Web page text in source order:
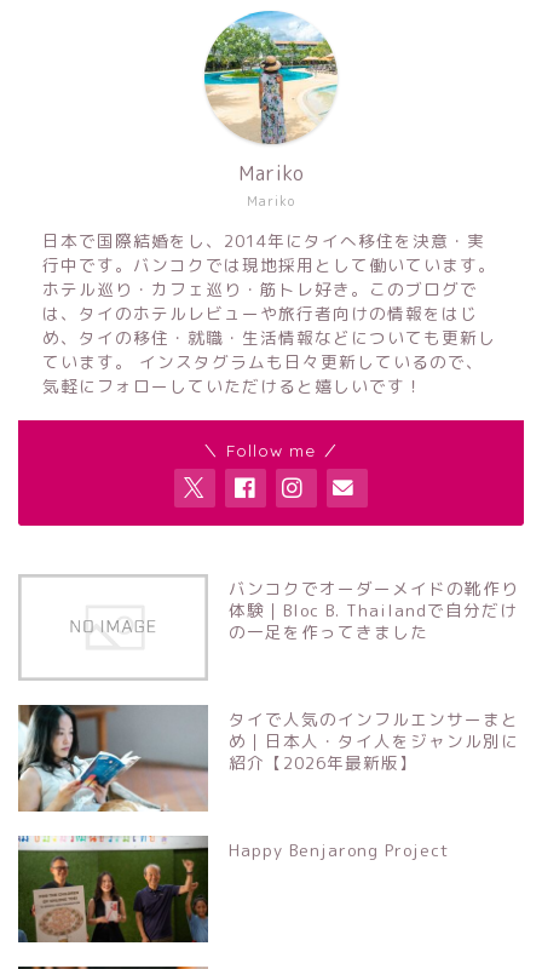
Mariko
Mariko
日本で国際結婚をし、2014年にタイへ移住を決意・実
行中です。バンコクでは現地採用として働いています。
ホテル巡り・カフェ巡り・筋トレ好き。このブログで
は、タイのホテルレビューや旅行者向けの情報をはじ
め、タイの移住・就職・生活情報などについても更新し
ています。 インスタグラムも日々更新しているので、
気軽にフォローしていただけると嬉しいです！
＼ Follow me ／
バンコクでオーダーメイドの靴作り
体験｜Bloc B. Thailandで自分だけ
の一足を作ってきました
タイで人気のインフルエンサーまと
め｜日本人・タイ人をジャンル別に
紹介【2026年最新版】
Happy Benjarong Project